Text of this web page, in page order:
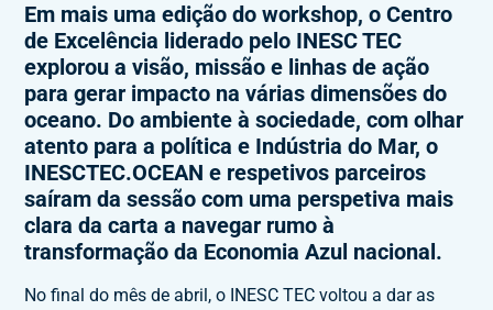
Em mais uma edição do workshop, o Centro
de Excelência liderado pelo INESC TEC
explorou a visão, missão e linhas de ação
para gerar impacto na várias dimensões do
oceano. Do ambiente à sociedade, com olhar
atento para a política e Indústria do Mar, o
INESCTEC.OCEAN e respetivos parceiros
saíram da sessão com uma perspetiva mais
clara da carta a navegar rumo à
transformação da Economia Azul nacional.
No final do mês de abril, o INESC TEC voltou a dar as